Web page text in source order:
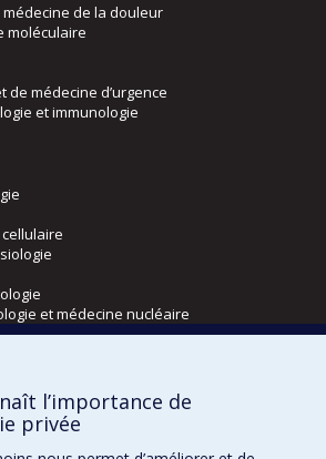
de la douleur
moléculaire
de médecine d’urgence
et immunologie
et médecine nucléaire
de l’activité physique
l’importance de
privée